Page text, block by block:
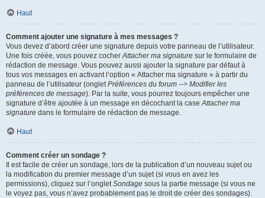
Haut
Comment ajouter une signature à mes messages ?
Vous devez d’abord créer une signature depuis votre panneau de l’utilisateur.
Une fois créée, vous pouvez cocherAttacher ma signature sur le formulaire de
rédaction de message. Vous pouvez aussi ajouter la signature par défaut à
tous vos messages en activant l’option « Attacher ma signature » à partir du
panneau de l’utilisateur (ongletPréférences du forum --> Modifier les
préférences de message). Par la suite, vous pourrez toujours empêcher une
signature d’être ajoutée à un message en décochant la caseAttacher ma
signature dans le formulaire de rédaction de message.
Haut
Comment créer un sondage ?
Il est facile de créer un sondage, lors de la publication d’un nouveau sujet ou
la modification du premier message d’un sujet (si vous en avez les
permissions), cliquez sur l’ongletSondage sous la partie message (si vous ne
le voyez pas, vous n’avez probablement pas le droit de créer des sondages).